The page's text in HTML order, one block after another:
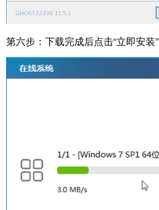
第六步：下载完成后点击“立即安装”